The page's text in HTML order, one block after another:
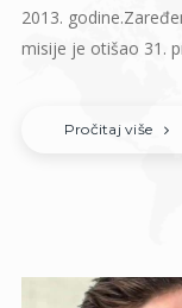
2013.
misije je otišao 31.
Pročitaj više